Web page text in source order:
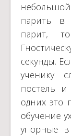
парить в
парит,
секунды.
ученику
постель
одних это
обучение
упорные в